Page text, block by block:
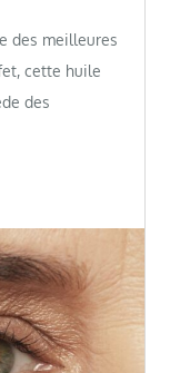
des meilleures
cette huile
des